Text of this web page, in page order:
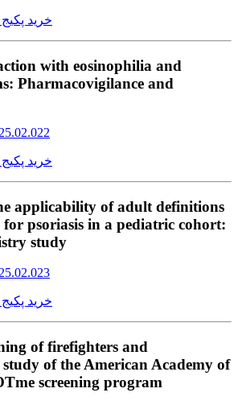
خرید
with eosinophilia and
Pharmacovigilance and
خرید
applicability of adult definitions
for psoriasis in a pediatric cohort:
study
خرید
of firefighters and
of the American Academy of
screening program